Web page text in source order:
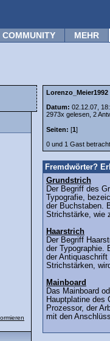
COMMUNITY MEHR
Lorenzo_Meier1992
Datum: 02.12.07,
2973x gelesen, 2
Seiten: [1]
0 und 1 Gast
Fremdwörter?
Grundstrich
Der Begriff des
Typografie,
der Buchstaben.
Strichstärke, wie
Haarstrich
Der Begriff
der Typographie.
der
Strichstärken,
Mainboard
Das Mainboard
Hauptplatine des
Prozessor, der
mit den